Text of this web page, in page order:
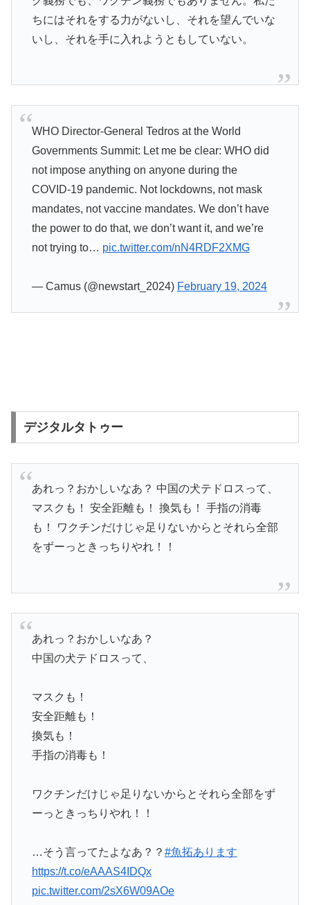
ちにはそれをする力がないし、それを望んでいな
いし、それを手に入れようともしていない。
WHO Director-General Tedros at the World
Governments Summit: Let me be clear: WHO did
not impose anything on anyone during the
COVID-19 pandemic. Not lockdowns, not mask
mandates, not vaccine mandates. We don’t have
the power to do that, we don’t want it, and we’re
not trying to… pic.twitter.com/nN4RDF2XMG
— Camus (@newstart_2024) February 19, 2024
デジタルタトゥー
あれっ？おかしいなあ？ 中国の犬テドロスって、
マスクも！ 安全距離も！ 換気も！ 手指の消毒
も！ ワクチンだけじゃ足りないからとそれら全部
をずーっときっちりやれ！！
あれっ？おかしいなあ？
中国の犬テドロスって、
マスクも！
安全距離も！
換気も！
手指の消毒も！
ワクチンだけじゃ足りないからとそれら全部をず
ーっときっちりやれ！！
…そう言ってたよなあ？？ #魚拓あります
https://t.co/eAAAS4IDQx
pic.twitter.com/2sX6W09AOe